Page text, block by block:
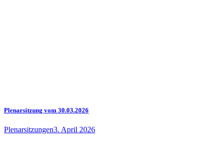
Plenarsitzung vom 30.03.2026
Plenarsitzungen3. April 2026